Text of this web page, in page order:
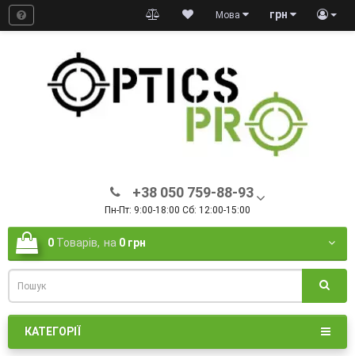
грн
Мова
+38 050 759-88-93
Пн-Пт: 9:00-18:00 Сб: 12:00-15:00
0 Товарів, на 0 грн
КАТЕГОРІЇ